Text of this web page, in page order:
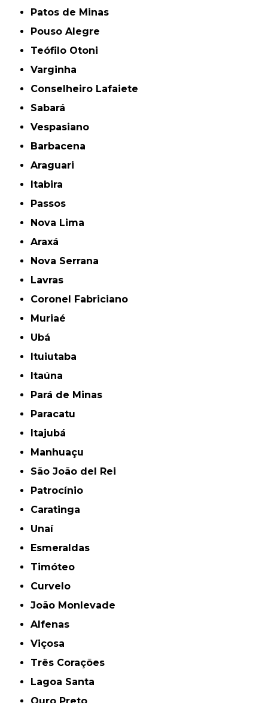
Patos de Minas
Pouso Alegre
Teófilo Otoni
Varginha
Conselheiro Lafaiete
Sabará
Vespasiano
Barbacena
Araguari
Itabira
Passos
Nova Lima
Araxá
Nova Serrana
Lavras
Coronel Fabriciano
Muriaé
Ubá
Ituiutaba
Itaúna
Pará de Minas
Paracatu
Itajubá
Manhuaçu
São João del Rei
Patrocínio
Caratinga
Unaí
Esmeraldas
Timóteo
Curvelo
João Monlevade
Alfenas
Viçosa
Três Corações
Lagoa Santa